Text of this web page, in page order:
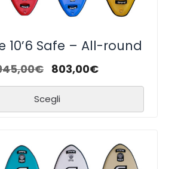
10’6 Safe – All-round
€ 803,00€
Scegli